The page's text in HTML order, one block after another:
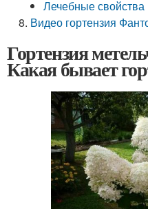
Лечебные свойства
Видео гортензия
Гортензия
Какая бывает